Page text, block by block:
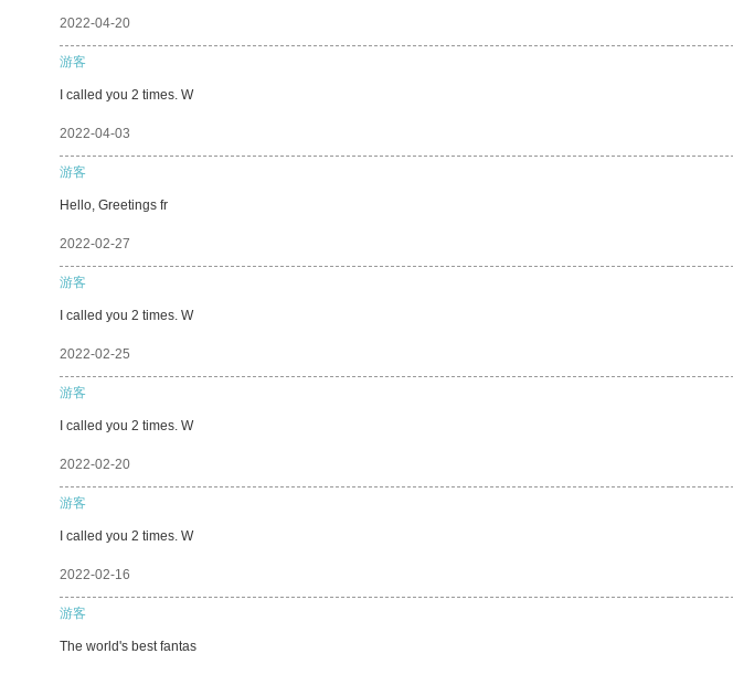
2022-04-20
游客
I called you 2 times. W
2022-04-03
游客
Hello, Greetings fr
2022-02-27
游客
I called you 2 times. W
2022-02-25
游客
I called you 2 times. W
2022-02-20
游客
I called you 2 times. W
2022-02-16
游客
The world's best fantas